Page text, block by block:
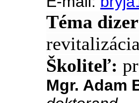
Téma
Školiteľ:
Mgr. Adam